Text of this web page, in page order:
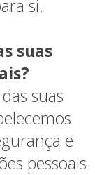
si.
suas
suas
e
pessoais